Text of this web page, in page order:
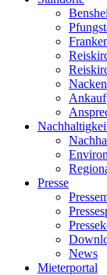
Presse
News
Mieterportal